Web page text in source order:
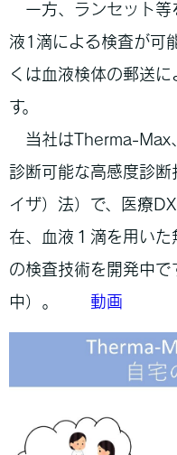
一方、ランセット等
液1滴による検査が可
くは血液検体の郵送
す。
当社はTherma-Max
診断可能な高感度診
イザ）法）で、医療
在、血液１滴を用いた
の検査技術を開発中
中）。 動画